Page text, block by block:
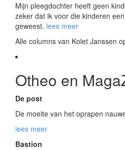
Mijn pleegdochter heeft geen
zeker dat ik voor die kinderen
geweest. lees meer
Alle columns van Kolet Janssen
Otheo en
De post
De moeite van het oprapen
lees meer
Bastion